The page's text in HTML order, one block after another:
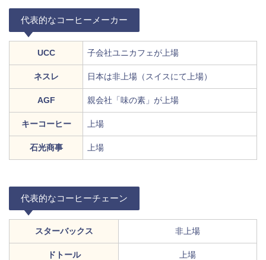
代表的なコーヒーメーカー
UCC 子会社ユニカフェが上場
ネスレ 日本は非上場（スイスにて上場）
AGF 親会社「味の素」が上場
キーコーヒー 上場
石光商事 上場
代表的なコーヒーチェーン
スターバックス 非上場
ドトール 上場